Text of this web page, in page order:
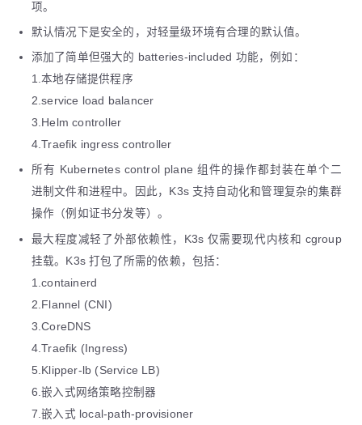
项。
默认情况下是安全的，对轻量级环境有合理的默认值。
添加了简单但强大的 batteries-included 功能，例如：
1.本地存储提供程序
2.service load balancer
3.Helm controller
4.Traefik ingress controller
所有 Kubernetes control plane 组件的操作都封装在单个二
进制文件和进程中。因此，K3s 支持自动化和管理复杂的集群
操作（例如证书分发等）。
最大程度减轻了外部依赖性，K3s 仅需要现代内核和 cgroup
挂载。K3s 打包了所需的依赖，包括：
1.containerd
2.Flannel (CNI)
3.CoreDNS
4.Traefik (Ingress)
5.Klipper-lb (Service LB)
6.嵌入式网络策略控制器
7.嵌入式 local-path-provisioner